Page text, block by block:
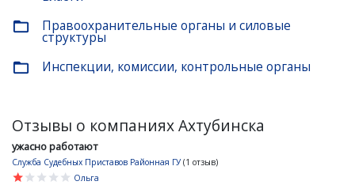
folder_open Правоохранительные органы и силовые
структуры
folder_open Инспекции, комиссии, контрольные органы
Отзывы о компаниях Ахтубинска
ужасно работают
Служба Судебных Приставов Районная ГУ(1 отзыв)
star
star
star
star
star
Ольга